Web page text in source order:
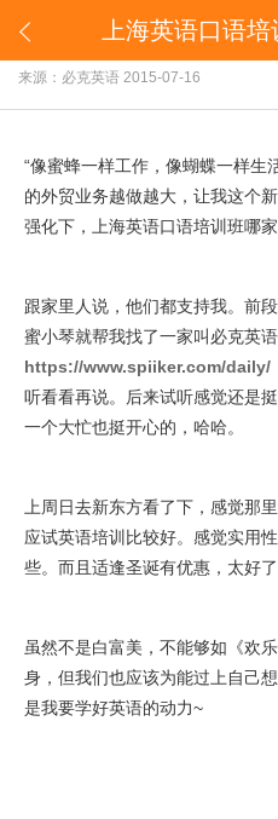
 上海英语口语
上海英语口语
来源：必克英语 2015-07-16
“像蜜蜂一样工作，像蝴蝶一样生
的外贸业务越做越大，让我这个
强化下，上海英语口语培训班哪
跟家里人说，他们都支持我。前
蜜小琴就帮我找了一家叫必克英
https://www.spiiker.com/daily/
听看看再说。后来试听感觉还是
一个大忙也挺开心的，哈哈。
上周日去新东方看了下，感觉那
应试英语培训比较好。感觉实用
些。而且适逢圣诞有优惠，太好了
虽然不是白富美，不能够如《欢
身，但我们也应该为能过上自己
是我要学好英语的动力~